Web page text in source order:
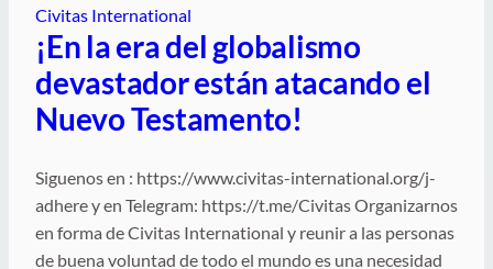
Civitas International
¡En la era del globalismo
devastador están atacando el
Nuevo Testamento!
Siguenos en : https://www.civitas-international.org/j-
adhere y en Telegram: https://t.me/Civitas Organizarnos
en forma de Civitas International y reunir a las personas
de buena voluntad de todo el mundo es una necesidad